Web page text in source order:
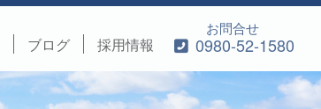
ブログ 採用情報
お問合せ
0980-52-1580